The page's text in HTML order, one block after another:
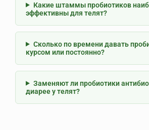
Какие штаммы пробиотиков
эффективны для телят?
Сколько по времени давать
курсом или постоянно?
Заменяют ли пробиотики
диарее у телят?